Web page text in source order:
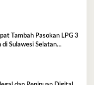
Tambah Pasokan LPG 3
di Sulawesi Selatan